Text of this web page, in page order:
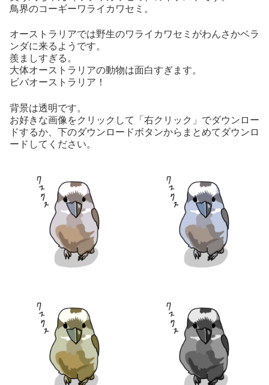
鳥界のコーギーワライカワセミ。
オーストラリアでは野生のワライカワセミがわんさかベラ
ンダに来るようです。
羨ましすぎる。
大体オーストラリアの動物は面白すぎます。
ビバオーストラリア！
背景は透明です。
お好きな画像をクリックして「右クリック」でダウンロー
ドするか、下のダウンロードボタンからまとめてダウンロ
ードしてください。